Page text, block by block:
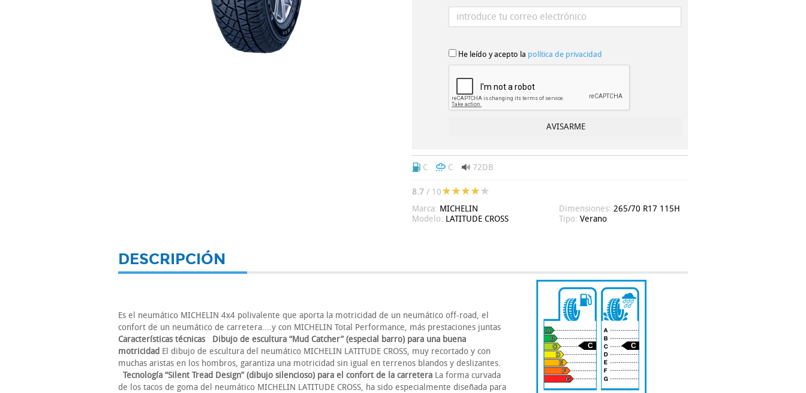
He leído y acepto la política de privacidad
C C 72DB
8.7 / 10
Marca: MICHELIN
Modelo: LATITUDE CROSS
Dimensiones: 265/70 R17 115H
Tipo: Verano
DESCRIPCIÓN
Es el neumático MICHELIN 4x4 polivalente que aporta la motricidad de un neumático off-road, el
confort de un neumático de carretera....y con MICHELIN Total Performance, más prestaciones juntas
Características técnicas
Dibujo de escultura “Mud Catcher” (especial barro) para una buena
motricidad El dibujo de escultura del neumático MICHELIN LATITUDE CROSS, muy recortado y con
muchas aristas en los hombros, garantiza una motricidad sin igual en terrenos blandos y deslizantes.
Tecnología “Silent Tread Design” (dibujo silencioso) para el confort de la carretera La forma curvada
de los tacos de goma del neumático MICHELIN LATITUDE CROSS, ha sido especialmente diseñada para
C C